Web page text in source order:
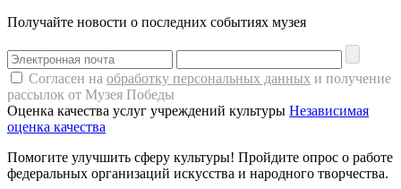
Получайте новости о последних событиях музея
Согласен на обработку персональных данных и получение
рассылок от Музея Победы
Оценка качества услуг учреждений культуры Независимая
оценка качества
Помогите улучшить сферу культуры! Пройдите опрос о работе
федеральных организаций искусства и народного творчества.